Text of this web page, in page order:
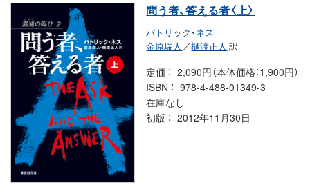
問う者、答える者〈上〉
パトリック・ネス
金原瑞人 ／樋渡正人 訳
定価
2,090円（本体価格：1,900円）
ISBN
978-4-488-01349-3
在庫なし
初版
2012年11月30日